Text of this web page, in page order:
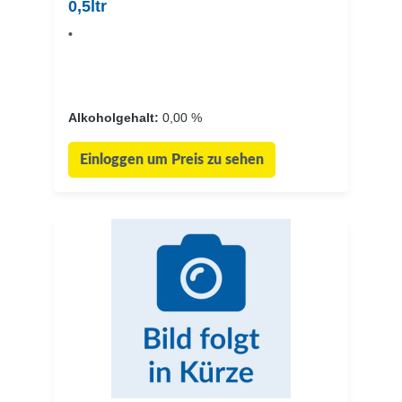
0,5ltr
•
Alkoholgehalt: 0,00 %
Einloggen um Preis zu sehen